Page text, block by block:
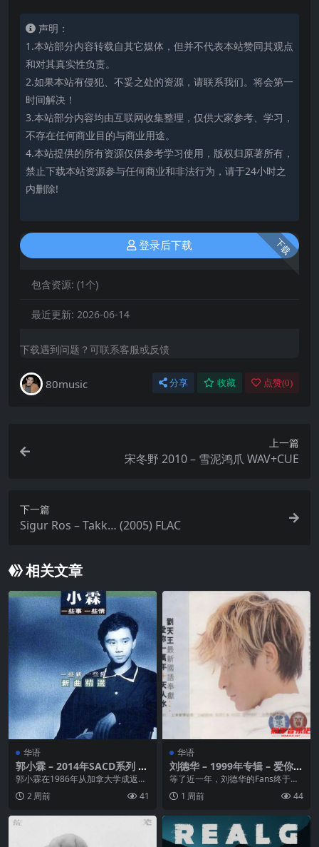
声明：
1.本站部分内容转载自其它媒体，但并不代表本站赞同其观点
和对其真实性负责。
2.如果本站有侵犯、不妥之处的资源，请联系我们。将会第一
时间解决！
3.本站部分内容均由互联网收集整理，仅供大家参考、学习，
不存在任何商业目的与商业用途。
4.本站提供的所有资源仅供参考学习使用，版权归原著所有，
禁止下载本站资源参与任何商业和非法行为，请于24小时之
内删除!
下载
登录后下载
包含资源: (1个)
最近更新: 2026-06-14
下载遇到问题？可联系客服或反馈
80music 分享 收藏 点赞(0)
上一篇
宋冬野 2010 – 雪泥鸿爪 WAV+CUE
下一篇
Sigur Ros – Takk… (2005) FLAC
相关文章
华语
郭小霖 – 2014年SACD系列 –
一些新 一些旧 Dsf
郭小霖在1986年从加拿大学成返回
香港进入Sony Music(新力音乐)工
作，...2 周前 41
华语
刘德华 – 1999年专辑 – 爱你一
万年(引进版) Flac
等了近一年，刘德华的Fans终于等
来了刘德华今年唯一的广东大碟
【爱无知】。就象上...
1 周前 44